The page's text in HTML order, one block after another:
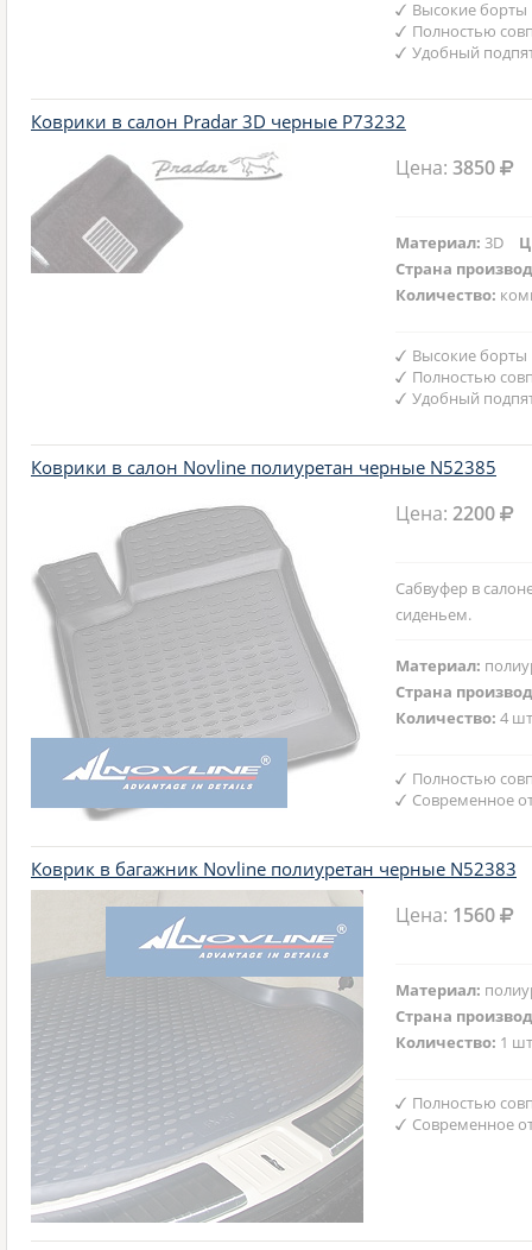
Высокие борты
Полностью
Удобный
Коврики в салон Pradar 3D черные P73232
Цена:3850
Материал:3D
Страна
Количество:
Высокие борты
Полностью
Удобный
Коврики в салон Novline полиуретан черные N52385
Цена:2200
Сабвуфер в
сиденьем.
Материал:
Страна
Количество:4
Полностью
Современное
Коврик в багажник Novline полиуретан черные N52383
Цена: 1560
Материал:
Страна
Количество: 1
Полностью
Современное